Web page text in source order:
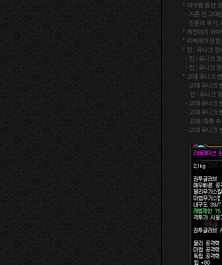
* 아이템 옵션
- 기존 진 고대
- 진혼의 무기,
* 레전더리 아
* 리버레이션
* 진 : 유니크 장
- 진 : 유니크
- 진 : 유니크
* 고대 유니크
-고대 유니크
진 : 유니크
-고대 유니크
-고대 유니크
강화/증폭 수
- 고대 유니크